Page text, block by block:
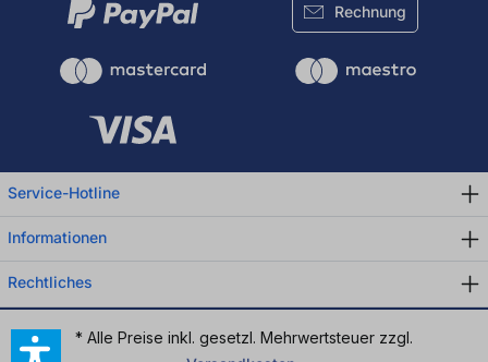
Rechnung
Service-Hotline
Informationen
Rechtliches
* Alle Preise inkl. gesetzl. Mehrwertsteuer zzgl.